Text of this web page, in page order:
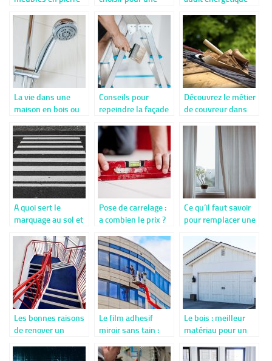
la maison
La vie dans une
maison en bois ou
chauffage eau et air
Conseils pour
repeindre la façade
Découvrez le métier
de couvreur dans
détails
A quoi sert le
marquage au sol et
utiliser ?
Pose de carrelage :
a combien le prix ?
Ce qu’il faut savoir
pour remplacer une
Les bonnes raisons
de renover un
Le film adhesif
miroir sans tain :
?
Le bois : meilleur
matériau pour un